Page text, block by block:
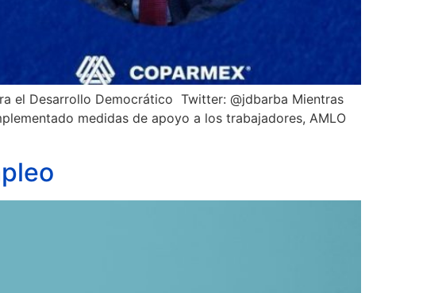
el Desarrollo Democrático Twitter: @jdbarba Mientras
medidas de apoyo a los trabajadores, AMLO